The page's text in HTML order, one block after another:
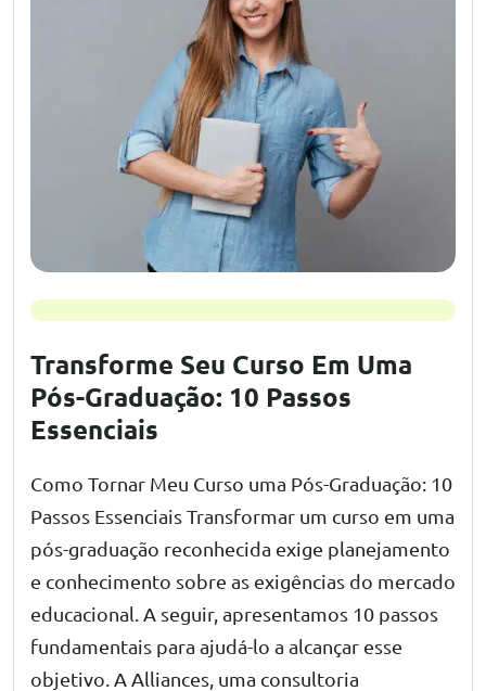
Transforme Seu Curso Em Uma
Pós-Graduação: 10 Passos
Essenciais
Como Tornar Meu Curso uma Pós-Graduação: 10
Passos Essenciais Transformar um curso em uma
pós-graduação reconhecida exige planejamento
e conhecimento sobre as exigências do mercado
educacional. A seguir, apresentamos 10 passos
fundamentais para ajudá-lo a alcançar esse
objetivo. A Alliances, uma consultoria